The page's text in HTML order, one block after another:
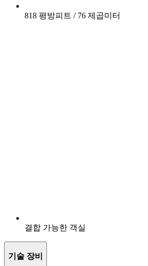
818 평방피트 / 76 제곱미터
결합 가능한 객실
기술 장비